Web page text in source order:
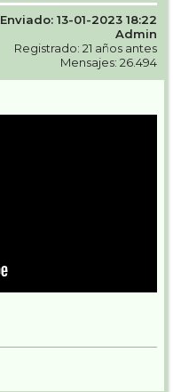
Enviado: 13-01-2023 18:22
Admin
Registrado: 21 años antes
Mensajes: 26.494